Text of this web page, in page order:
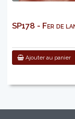
SP178 - Fer de
Ajouter au panier